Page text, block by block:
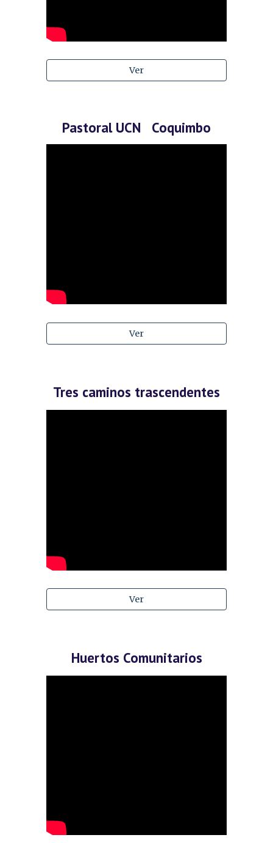
Ver
Pastoral UCN Coquimbo
Ver
Tres caminos trascendentes
Ver
Huertos Comunitarios